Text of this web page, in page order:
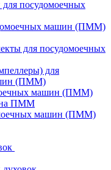
посудомоечных
машин (ПММ)
для посудомоечных
для
(ПММ)
машин (ПММ)
ПММ
машин (ПММ)